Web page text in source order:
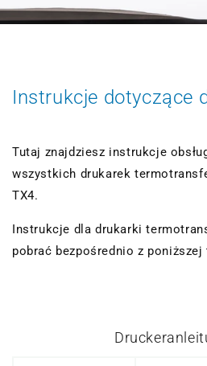
Instrukcje dotyczące
Tutaj znajdziesz instrukcje
wszystkich drukarek
TX4.
Instrukcje dla drukarki
pobrać bezpośrednio z poniższej